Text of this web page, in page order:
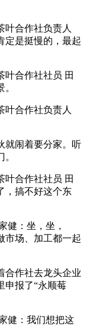
合作社负责人
定是挺慢的，最起
合作社社员 田
合作社负责人
闹着要分家。听
合作社社员 田
，搞不好这个东
：坐，坐，
市场、加工都一起
作社去龙头企业
申报了“永顺莓
健：我们想把这